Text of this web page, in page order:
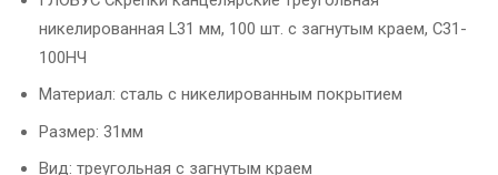
никелированная L31 мм, 100 шт. с загнутым краем, С31-
100НЧ
Материал: сталь с никелированным покрытием
Размер: 31мм
Вид: треугольная с загнутым краем